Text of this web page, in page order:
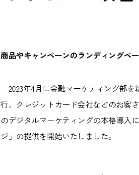
商品やキャンペーンのランディングペ
2023年4月に金融マーケティング部を
行、クレジットカード会社などのお客
のデジタルマーケティングの本格導入
ジ」の提供を開始いたしました。